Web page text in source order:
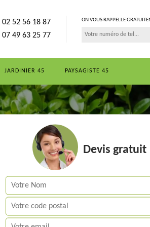
02 52 56 18 87
07 49 63 25 77
ON VOUS RAPPELLE
JARDINIER 45 PAYSAGISTE 45
Devis gratuit